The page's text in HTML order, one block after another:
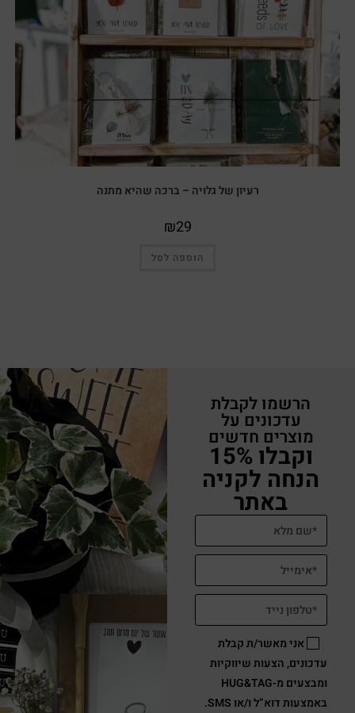
רעיון של גלויה – ברכה שהיא מתנה
₪29
הוספה לסל
הרשמו לקבלת
עדכונים על
מוצרים חדשים
וקבלו 15%
הנחה לקניה
באתר
אני מאשר/ת קבלת
עדכונים, הצעות שיווקיות
ומבצעים מ-HUG&TAG
באמצעות דוא”ל ו/או SMS.